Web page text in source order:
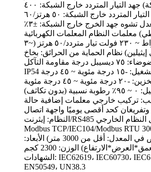
المتردد (خارج الشبكة) جهد التيار المتردد خارج الشبكة: ٤٠٠
فولت تيار متردد تردد التيار المتردد خارج الشبكة: ٥٠ هرتز/٦٠
هرتز المدى: ±٣٪ معدل تشوه جهد الخرج خارج الشبكة: ±٣٪
معلمات النظام المعلمات الكهربائية
المساعدة: ٢ كيلو واط ~ ٢٣٠ فولت تيار متردد/٥٠ هرتز (~٣
إيثيلين) نظام الحماية من الحرائق: بخاخ
الضوضاء: ٧٥ ديسيبل درجة مقاومة التآكل: C3 فئة الحماية:
IP54 نطاق درجة حرارة التشغيل: -١٥ درجة مئوية ~ ٤٥ درجة
مئوية درجة حرارة التخزين: -٢٠ درجة مئوية ~ ٤٥ درجة مئوية
نطاق رطوبة التشغيل: ٠ ~ ٩٥٪ رطوبة نسبية (بدون تكاثف)
تركيب خارجي معلمات إضافية حالة
كحد أقصى يوميًا واجهة اتصال
النظام: إيثرنت/RS485 بروتوكول اتصال النظام الخارجي:
Modbus TCP/IEC104/Modbus RTU الارتفاع: أقل من 3000
متر (انخفاض في المعدل: أقل من 3000 متر) الأبعاد:
1400*1200*2200 (العمق*العرض*الارتفاع) الوزن: 2300 كجم
الشهادات: IEC62619، IEC60730، IEC61000، IEC62477
EN50549، UN38.3